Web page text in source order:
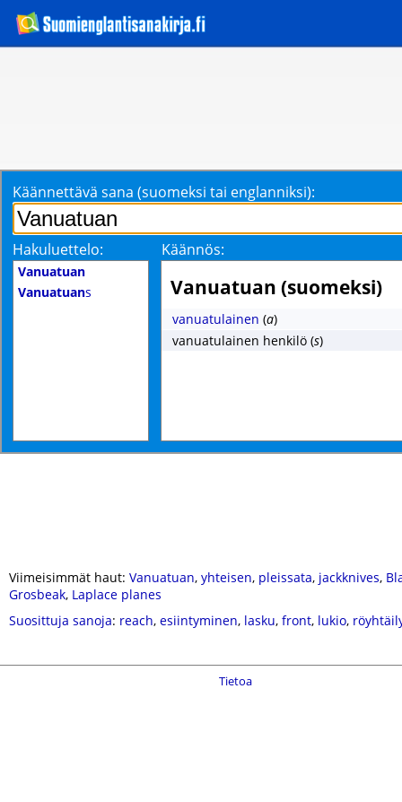
Käännettävä sana (suomeksi tai englanniksi):
Hakuluettelo: Käännös:
Vanuatuan
Vanuatuans Vanuatuan (suomeksi)
vanuatulainen (a)
vanuatulainen henkilö (s)
Viimeisimmät haut: Vanuatuan, yhteisen, pleissata, jackknives,
Grosbeak, Laplace planes
Suosittuja sanoja: reach, esiintyminen, lasku, front, lukio,
Tietoa